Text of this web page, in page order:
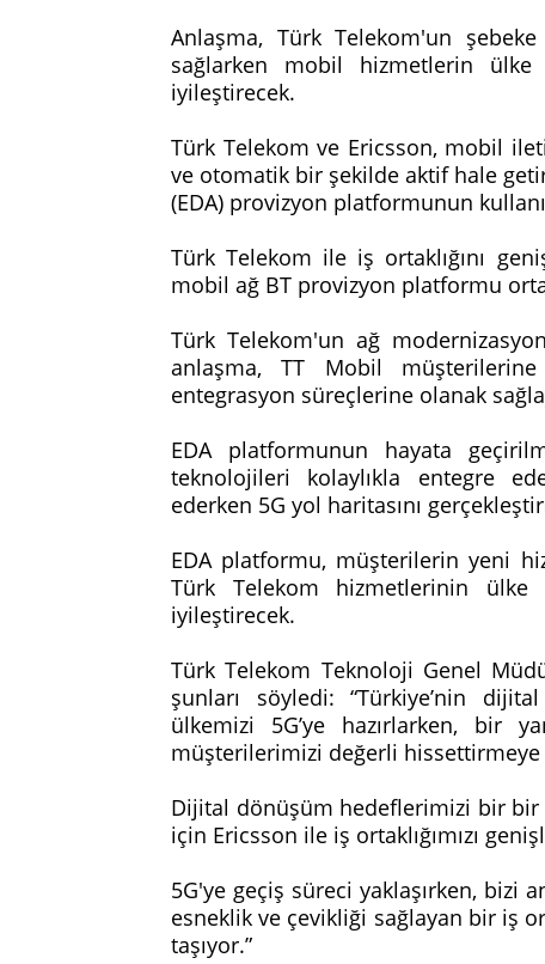
Anlaşma, Türk Telekom'un
sağlarken mobil hizmetlerin ülke
iyileştirecek.
Türk Telekom ve Ericsson, mobil
ve otomatik bir şekilde aktif hale
(EDA) provizyon platformunun
Türk Telekom ile iş ortaklığını
mobil ağ BT provizyon platformu
Türk Telekom'un ağ
anlaşma, TT Mobil
entegrasyon süreçlerine olanak
EDA platformunun hayata
teknolojileri kolaylıkla entegre
ederken 5G yol haritasını
EDA platformu, müşterilerin yeni
Türk Telekom hizmetlerinin ülke
iyileştirecek.
Türk Telekom Teknoloji Genel
şunları söyledi: “Türkiye’nin
ülkemizi 5G’ye hazırlarken, bir
müşterilerimizi değerli
Dijital dönüşüm hedeflerimizi bir
için Ericsson ile iş ortaklığımızı
5G'ye geçiş süreci yaklaşırken, bizi
esneklik ve çevikliği sağlayan bir iş
taşıyor.”